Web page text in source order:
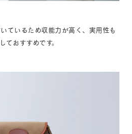
ているため収能力が高く、実用性も
ておすすめです。